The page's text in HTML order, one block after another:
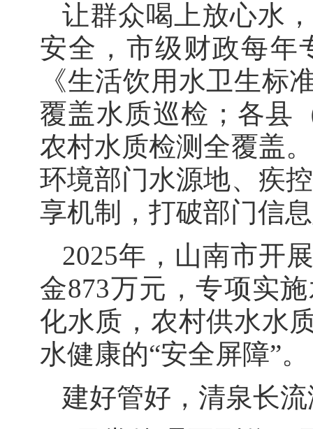
让群众喝上放心水
安全，市级财政每年
《生活饮用水卫生标
覆盖水质巡检；各县
农村水质检测全覆盖
环境部门水源地、疾
享机制，打破部门信
2025年，山南市开
金873万元，专项实
化水质，农村供水水
水健康的“安全屏障”。
建好管好，清泉长